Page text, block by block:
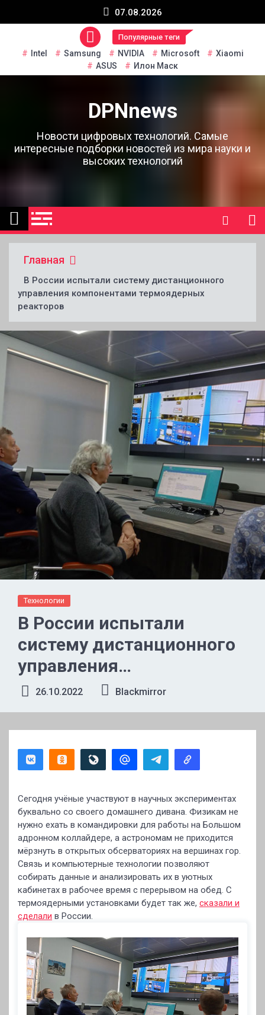
07.08.2026
Популярные теги
Intel Samsung NVIDIA Microsoft
Xiaomi
ASUS
Илон Маск
DPNnews
Новости цифровых технологий. Самые
интересные подборки новостей из мира науки и
высоких технологий
Главная
В России испытали систему дистанционного
управления компонентами термоядерных
реакторов
Технологии
В России испытали
систему дистанционного
управления
компонентами
термоядерных реакторов
26.10.2022 Blackmirror
Сегодня учёные участвуют в научных экспериментах
буквально со своего домашнего дивана. Физикам не
нужно ехать в командировки для работы на Большом
адронном коллайдере, а астрономам не приходится
мёрзнуть в открытых обсерваториях на вершинах гор.
Связь и компьютерные технологии позволяют
собирать данные и анализировать их в уютных
кабинетах в рабочее время с перерывом на обед. С
термоядерными установками будет так же, сказали и
сделали в России.